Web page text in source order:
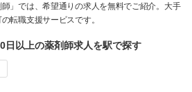
」では、希望通りの求人を無料でご紹介。大手
転職支援サービスです。
日以上の薬剤師求人を駅で探す